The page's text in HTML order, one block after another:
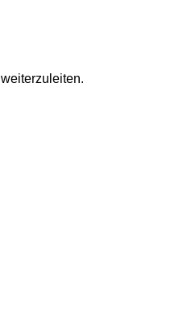
weiterzuleiten.